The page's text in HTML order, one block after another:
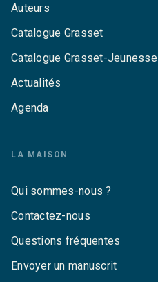
Auteurs
Catalogue Grasset
Catalogue Grasset-Jeunesse
Actualités
Agenda
LA MAISON
Qui sommes-nous ?
Contactez-nous
Questions fréquentes
Envoyer un manuscrit